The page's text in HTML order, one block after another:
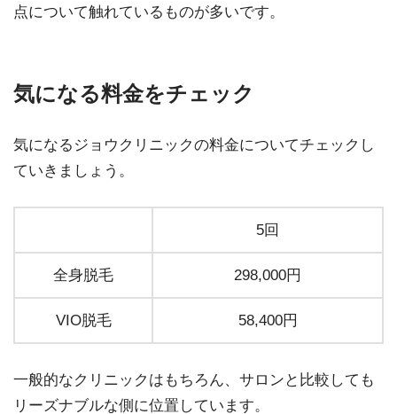
点について触れているものが多いです。
気になる料金をチェック
気になるジョウクリニックの料金についてチェックし
ていきましょう。
5回
全身脱毛 298,000円
VIO脱毛 58,400円
一般的なクリニックはもちろん、サロンと比較しても
リーズナブルな側に位置しています。